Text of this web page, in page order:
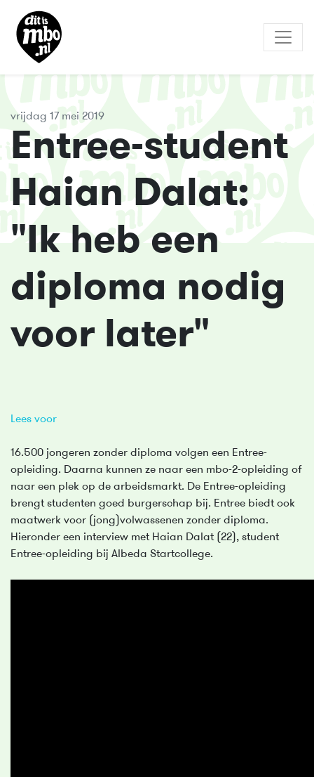
vrijdag 17 mei 2019
Entree-student
Haian Dalat:
"Ik heb een
diploma nodig
voor later"
Lees voor
16.500 jongeren zonder diploma volgen een Entree-
opleiding. Daarna kunnen ze naar een mbo-2-opleiding of
naar een plek op de arbeidsmarkt. De Entree-opleiding
brengt studenten goed burgerschap bij. Entree biedt ook
maatwerk voor (jong)volwassenen zonder diploma.
Hieronder een interview met Haian Dalat (22), student
Entree-opleiding bij Albeda Startcollege.